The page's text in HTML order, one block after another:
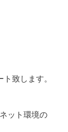
致します。
ット環境の